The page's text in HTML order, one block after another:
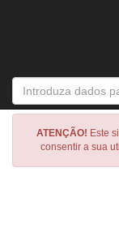
ATENÇÃO! Este
consentir a sua